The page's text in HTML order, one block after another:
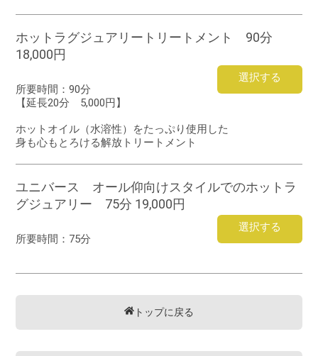
ホットラグジュアリートリートメント 90分
18,000円
選択する
所要時間：90分
【延長20分 5,000円】
ホットオイル（水溶性）をたっぷり使用した
身も心もとろける解放トリートメント
ユニバース オール仰向けスタイルでのホットラ
グジュアリー 75分 19,000円
選択する
所要時間： 75分
トップに戻る